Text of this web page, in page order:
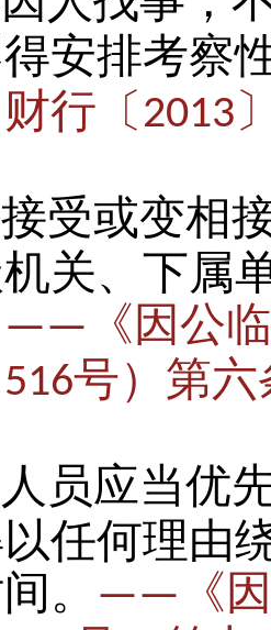
安排考察
行〔 2013
受或变相
关、下属
——
《因公
516号）第
员应当优
任何理由
。
——
《